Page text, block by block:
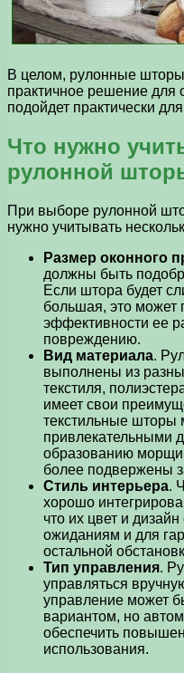
В целом, рулонные
практичное решение для
подойдет практически
Что нужно
рулонной
При выборе рулонной
нужно учитывать
Размер оконного
должны быть
Если штора будет
большая, это может
эффективности ее
повреждению.
Вид материала.
выполнены из
текстиля,
имеет свои
текстильные шторы
привлекательными
образованию
более подвержены
Стиль интерьера.
хорошо
что их цвет и
ожиданиям и для
остальной
Тип управления.
управляться
управление может
вариантом, но
обеспечить
использования.